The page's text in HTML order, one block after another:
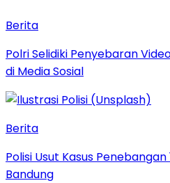
Berita
Polri Selidiki Penyebaran
di Media Sosial
Berita
Polisi Usut Kasus
Bandung